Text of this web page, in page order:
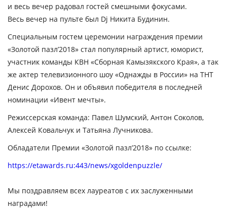
и весь вечер радовал гостей смешными фокусами.
Весь вечер на пульте был Dj Никита Будинин.
Специальным гостем церемонии награждения премии
«Золотой пазл’2018» стал популярный артист, юморист,
участник команды КВН «Сборная Камызякского Края», а так
же актер телевизионного шоу «Однажды в России» на ТНТ
Денис Дорохов. Он и объявил победителя в последней
номинации «Ивент мечты».
Режиссерская команда: Павел Шумский, Антон Соколов,
Алексей Ковальчук и Татьяна Лучникова.
Обладатели Премии «Золотой пазл’2018» по ссылке:
https://etawards.ru:443/news/xgoldenpuzzle/
Мы поздравляем всех лауреатов с их заслуженными
наградами!